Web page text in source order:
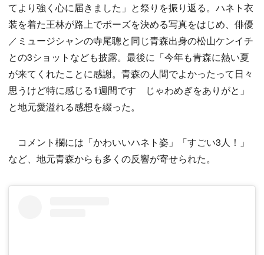
てより強く心に届きました」と祭りを振り返る。ハネト衣
装を着た王林が路上でポーズを決める写真をはじめ、俳優
／ミュージシャンの寺尾聰と同じ青森出身の松山ケンイチ
との3ショットなども披露。最後に「今年も青森に熱い夏
が来てくれたことに感謝。青森の人間でよかったって日々
思うけど特に感じる1週間です じゃわめぎをありがと」
と地元愛溢れる感想を綴った。
コメント欄には「かわいいハネト姿」「すごい3人！」
など、地元青森からも多くの反響が寄せられた。